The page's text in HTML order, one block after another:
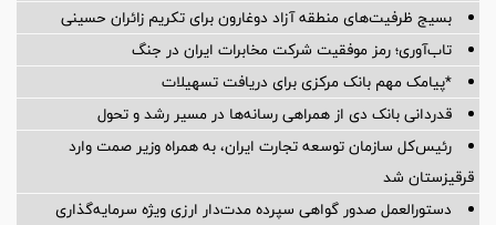
بسیج ظرفیت‌های منطقه آزاد دوغارون برای تکریم زائران حسینی
تاب‌آوری؛ رمز موفقیت شرکت مخابرات ایران در جنگ
*پیامک مهم بانک مرکزی برای دریافت تسهیلات
قدردانی بانک دی از همراهی رسانه‌ها در مسیر رشد و تحول
رئیس‌کل سازمان توسعه تجارت ایران، به همراه وزیر صمت وارد
قرقیزستان شد
دستورالعمل صدور گواهی سپرده مدت‌دار ارزی ویژه سرمایه‌گذاری